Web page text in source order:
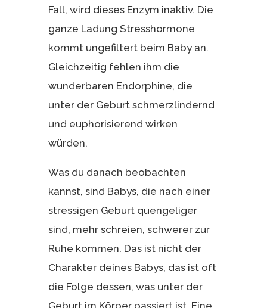
Fall, wird dieses Enzym inaktiv. Die
ganze Ladung Stresshormone
kommt ungefiltert beim Baby an.
Gleichzeitig fehlen ihm die
wunderbaren Endorphine, die
unter der Geburt schmerzlindernd
und euphorisierend wirken
würden.
Was du danach beobachten
kannst, sind Babys, die nach einer
stressigen Geburt quengeliger
sind, mehr schreien, schwerer zur
Ruhe kommen. Das ist nicht der
Charakter deines Babys, das ist oft
die Folge dessen, was unter der
Geburt im Körper passiert ist. Eine